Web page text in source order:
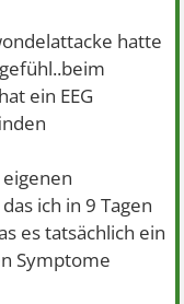
hatte
ein EEG
ich in 9 Tagen
es tatsächlich ein
Symptome